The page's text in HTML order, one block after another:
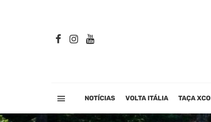
NOTÍCIAS VOLTA ITÁLIA TAÇA XCO